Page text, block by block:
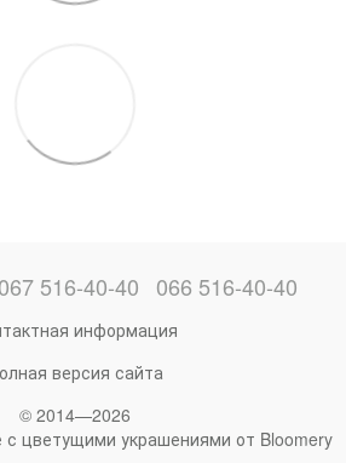
067 516-40-40 066 516-40-40
информация
версия сайта
© 2014—2026
цветущими украшениями от Bloomery